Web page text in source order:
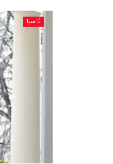
ئاسیا